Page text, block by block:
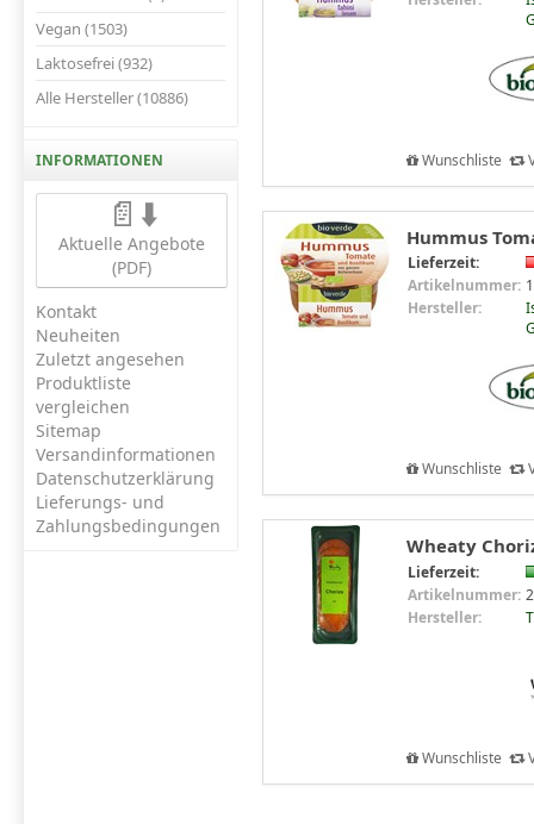
Vegan (1503)
Laktosefrei (932)
Alle Hersteller (10886)
INFORMATIONEN
📄⬇️
Aktuelle Angebote
(PDF)
Kontakt
Neuheiten
Zuletzt angesehen
Produktliste
vergleichen
Sitemap
Versandinformationen
Datenschutzerklärung
Lieferungs- und
Zahlungsbedingungen
Wunschliste
Hummus
Lieferzeit:
Artikelnummer:
Hersteller:
Wunschliste
Wheaty
Lieferzeit:
Artikelnummer:
Hersteller:
Wunschliste